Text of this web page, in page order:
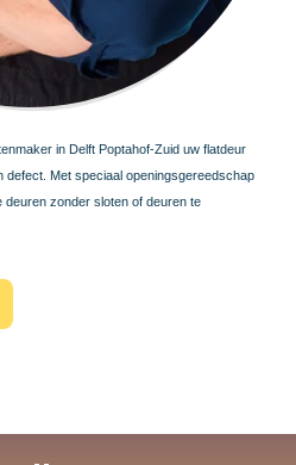
in Delft Poptahof-Zuid uw flatdeur
Met speciaal openingsgereedschap
deuren zonder sloten of deuren te